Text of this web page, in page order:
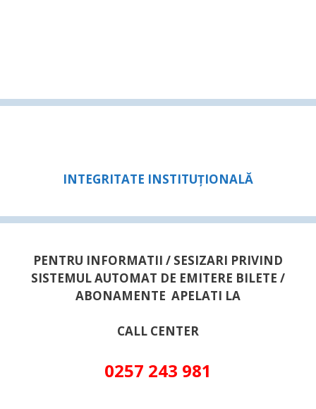
INTEGRITATE INSTITUȚIONALĂ
PENTRU INFORMATII / SESIZARI PRIVIND
SISTEMUL AUTOMAT DE EMITERE BILETE /
ABONAMENTE APELATI LA
CALL CENTER
0257 243 981